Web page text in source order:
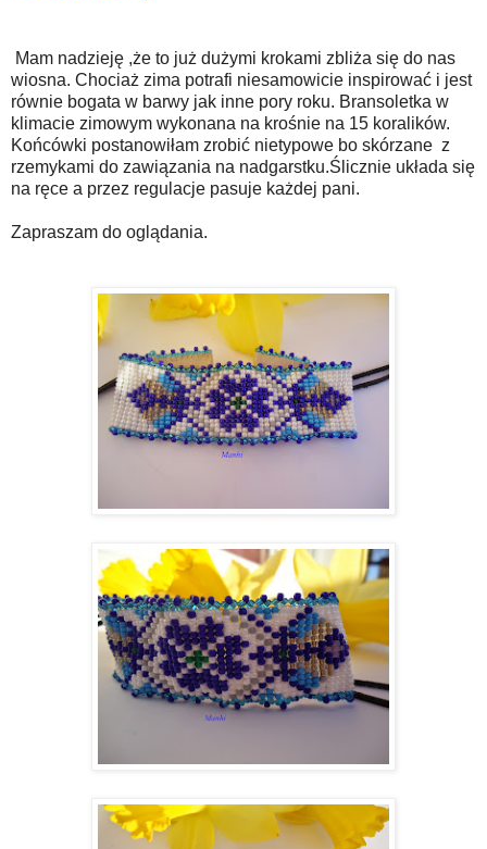
Mam nadzieję ,że to już dużymi krokami zbliża się do nas
wiosna. Chociaż zima potrafi niesamowicie inspirować i jest
równie bogata w barwy jak inne pory roku. Bransoletka w
klimacie zimowym wykonana na krośnie na 15 koralików.
Końcówki postanowiłam zrobić nietypowe bo skórzane z
rzemykami do zawiązania na nadgarstku.Ślicznie układa się
na ręce a przez regulacje pasuje każdej pani.
Zapraszam do oglądania.